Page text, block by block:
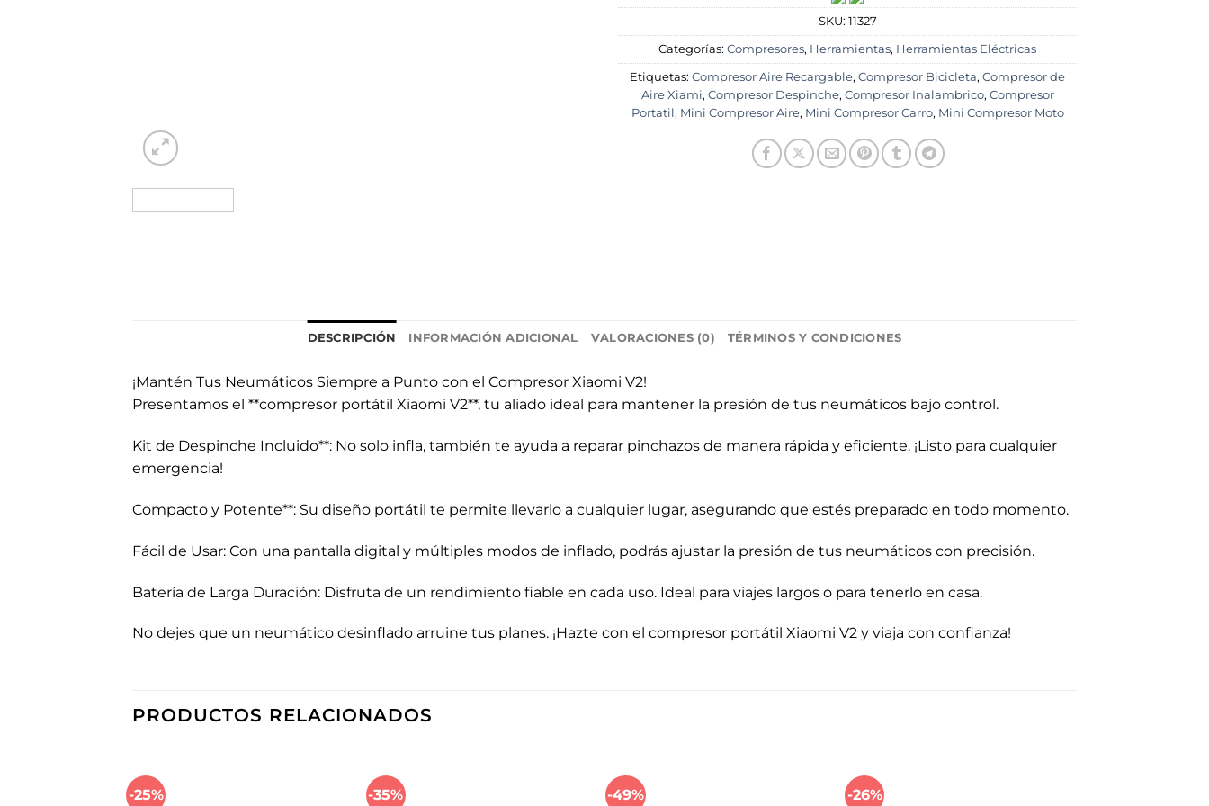
SKU: 11327
Categorías: Compresores, Herramientas, Herramientas Eléctricas
Etiquetas: Compresor Aire Recargable, Compresor Bicicleta, Compresor de
Aire Xiami, Compresor Despinche, Compresor Inalambrico, Compresor
Portatil, Mini Compresor Aire, Mini Compresor Carro, Mini Compresor Moto
DESCRIPCIÓN INFORMACIÓN ADICIONAL VALORACIONES (0) TÉRMINOS Y CONDICIONES
¡Mantén Tus Neumáticos Siempre a Punto con el Compresor Xiaomi V2!
Presentamos el **compresor portátil Xiaomi V2**, tu aliado ideal para mantener la presión de tus neumáticos bajo control.
Kit de Despinche Incluido**: No solo infla, también te ayuda a reparar pinchazos de manera rápida y eficiente. ¡Listo para cualquier
emergencia!
Compacto y Potente**: Su diseño portátil te permite llevarlo a cualquier lugar, asegurando que estés preparado en todo momento.
Fácil de Usar: Con una pantalla digital y múltiples modos de inflado, podrás ajustar la presión de tus neumáticos con precisión.
Batería de Larga Duración: Disfruta de un rendimiento fiable en cada uso. Ideal para viajes largos o para tenerlo en casa.
No dejes que un neumático desinflado arruine tus planes. ¡Hazte con el compresor portátil Xiaomi V2 y viaja con confianza!
PRODUCTOS RELACIONADOS
-25% -35% -49% -26%